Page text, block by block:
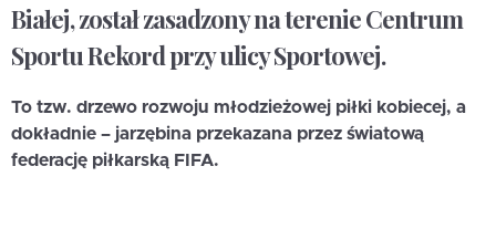
Białej, został zasadzony na terenie Centrum
Sportu Rekord przy ulicy Sportowej.
To tzw. drzewo rozwoju młodzieżowej piłki kobiecej, a
dokładnie – jarzębina przekazana przez światową
federację piłkarską FIFA.